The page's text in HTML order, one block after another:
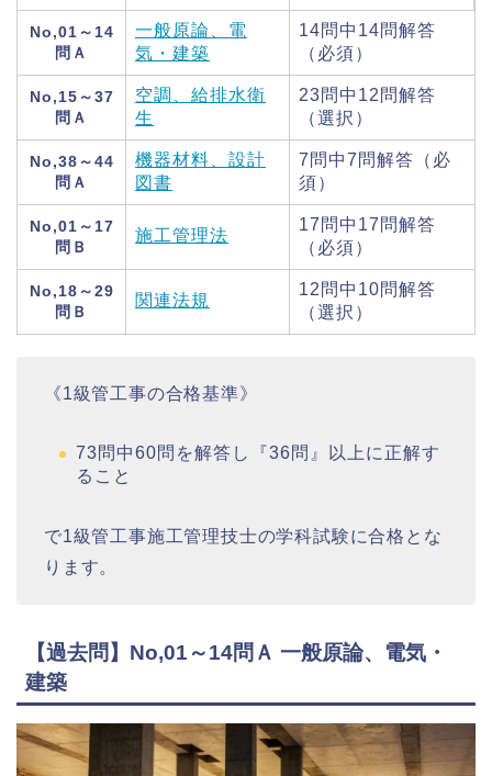
No,01～14
問Ａ
一般原論、電
気・建築
14問中14問解答
（必須）
No,15～37
問Ａ
空調、給排水衛
生
23問中12問解答
（選択）
No,38～44
問Ａ
機器材料、設計
図書
7問中7問解答（必
須）
No,01～17
問Ｂ
施工管理法
17問中17問解答
（必須）
No,18～29
問Ｂ
関連法規
12問中10問解答
（選択）
《1級管工事の合格基準》
73問中60問を解答し『36問』以上に正解す
ること
で1級管工事施工管理技士の学科試験に合格とな
ります。
【過去問】No,01～14問Ａ 一般原論、電気・
建築